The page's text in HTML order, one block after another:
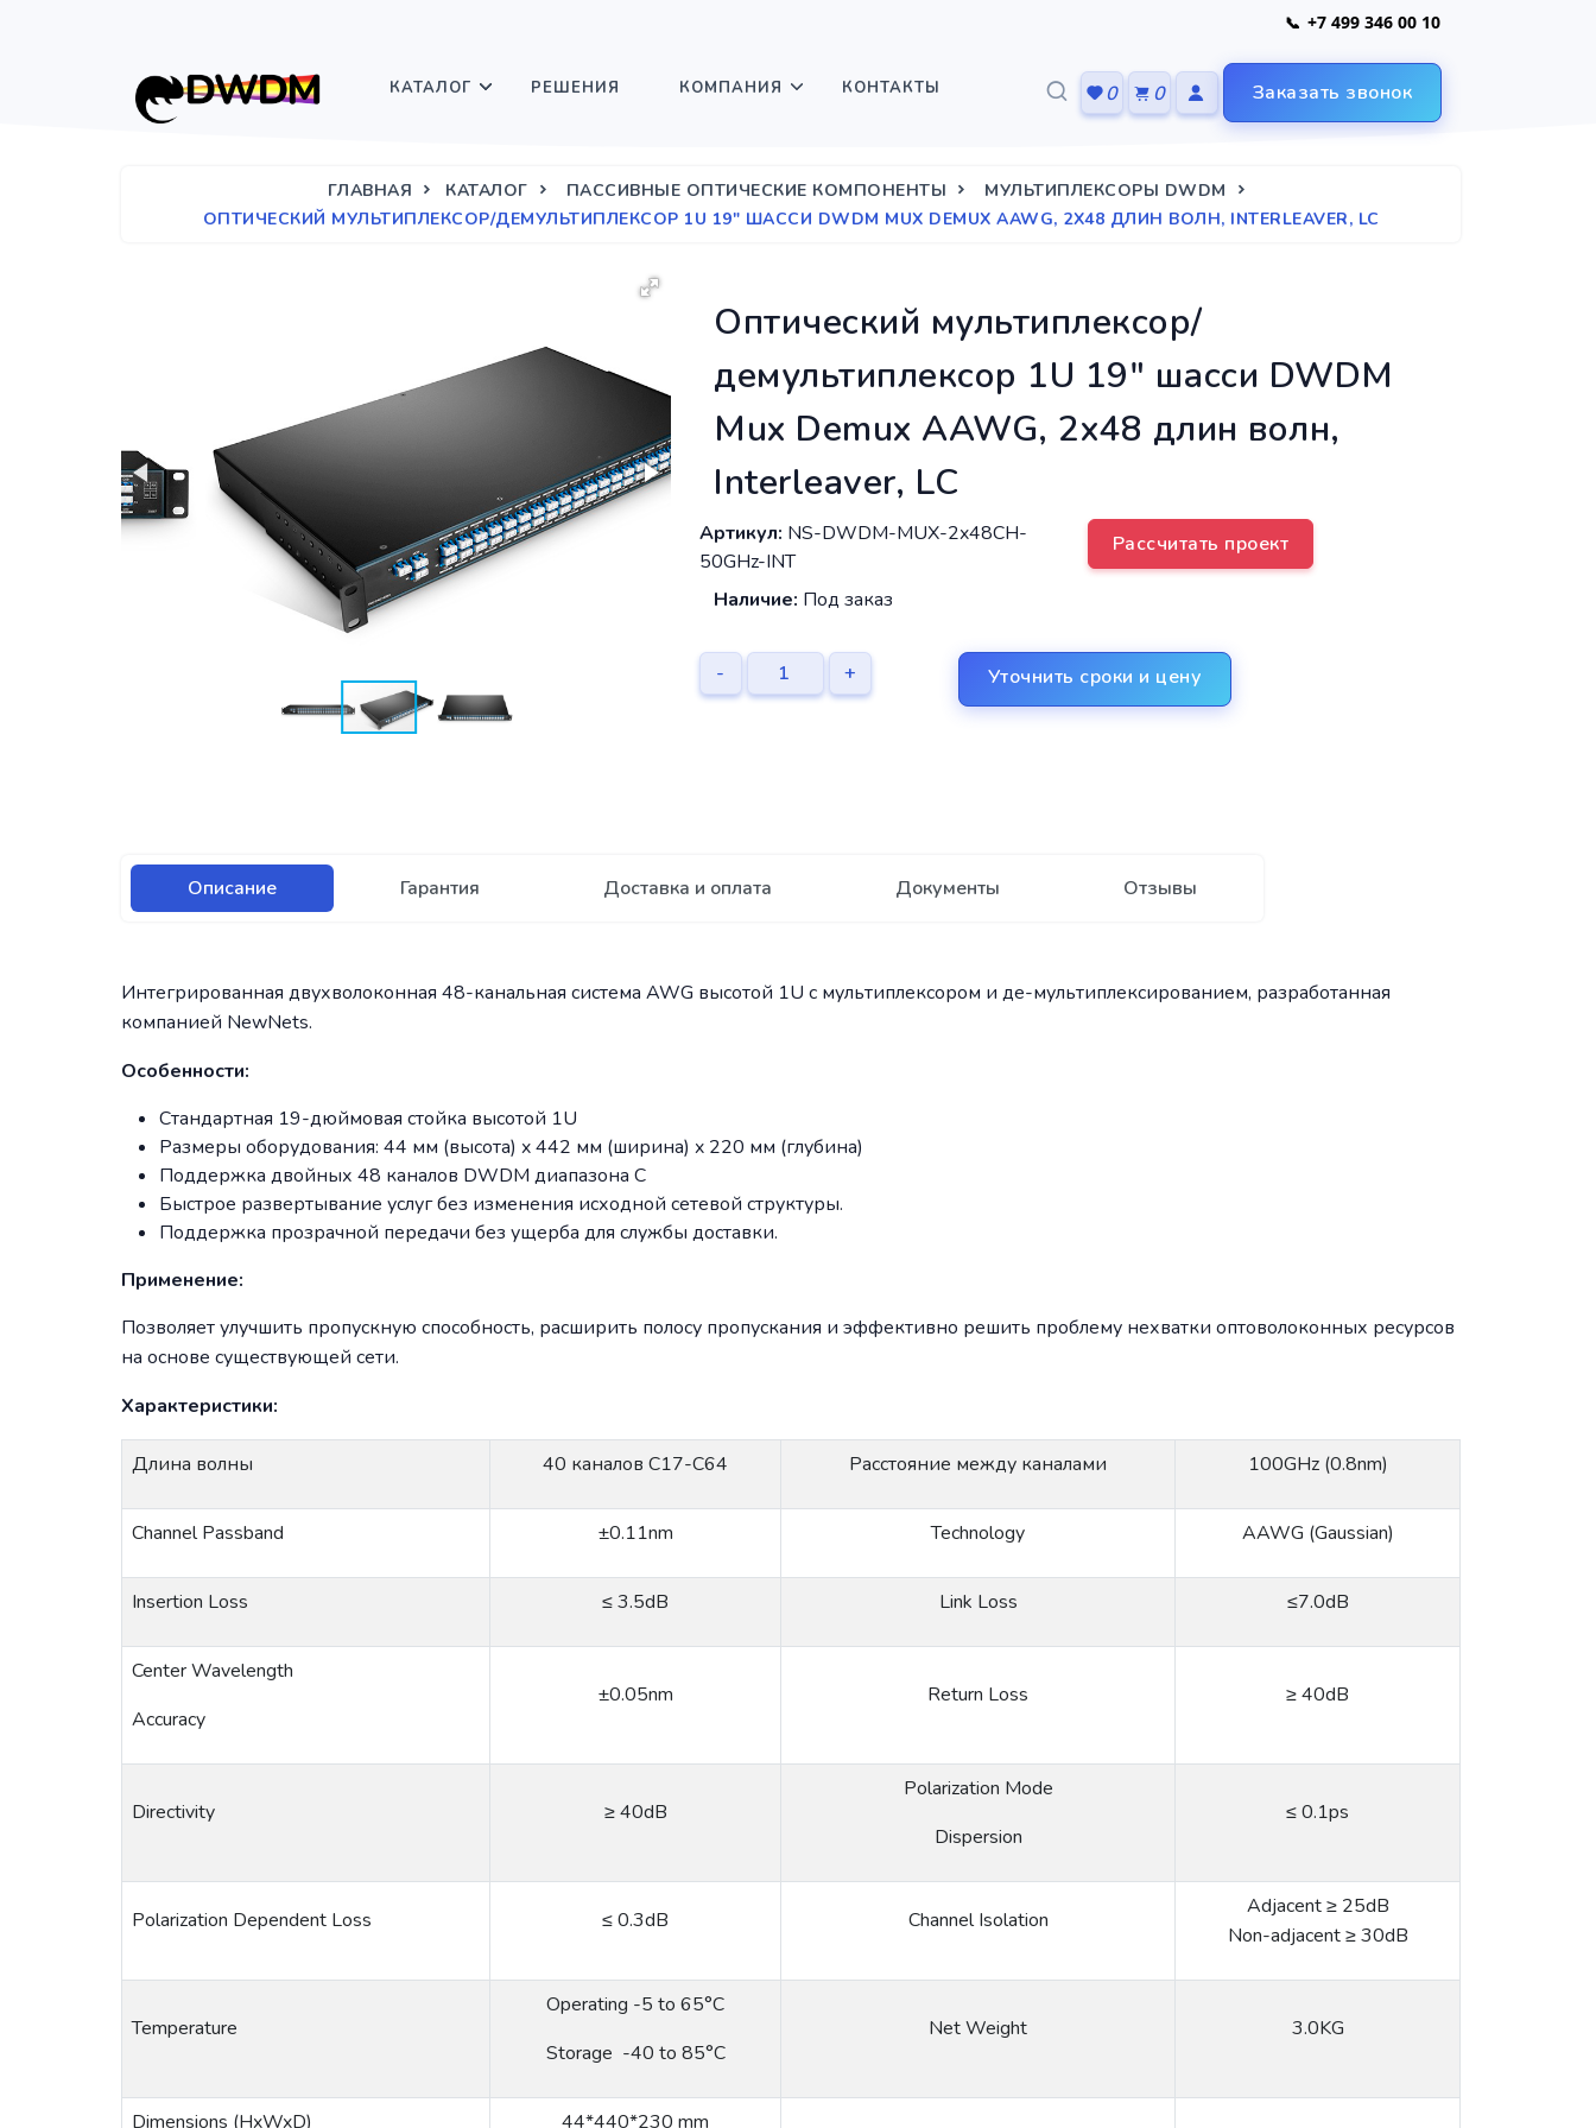
+7 499 346 00 10
0 0 Заказать звонок
КАТАЛОГ РЕШЕНИЯ КОМПАНИЯ КОНТАКТЫ
ГЛАВНАЯ КАТАЛОГ ПАССИВНЫЕ ОПТИЧЕСКИЕ КОМПОНЕНТЫ
МУЛЬТИПЛЕКСОРЫ DWDM
ОПТИЧЕСКИЙ МУЛЬТИПЛЕКСОР/ДЕМУЛЬТИПЛЕКСОР 1U 19" ШАССИ DWDM MUX DEMUX AAWG, 2X48 ДЛИН ВОЛН, INTERLEAVER, LC
Оптический мультиплексор/
демультиплексор 1U 19" шасси DWDM
Mux Demux AAWG, 2x48 длин волн,
Interleaver, LC
Артикул: NS-DWDM-MUX-2x48CH-
50GHz-INT
Рассчитать проект
Наличие: Под заказ
- + Уточнить сроки и цену
Описание Гарантия Доставка и оплата Документы Отзывы
Интегрированная двухволоконная 48-канальная система AWG высотой 1U с мультиплексором и де-мультиплексированием, разработанная
компанией NewNets.
Особенности:
Стандартная 19-дюймовая стойка высотой 1U
Размеры оборудования: 44 мм (высота) x 442 мм (ширина) x 220 мм (глубина)
Поддержка двойных 48 каналов DWDM диапазона C
Быстрое развертывание услуг без изменения исходной сетевой структуры.
Поддержка прозрачной передачи без ущерба для службы доставки.
Применение:
Позволяет улучшить пропускную способность, расширить полосу пропускания и эффективно решить проблему нехватки оптоволоконных ресурсов
на основе существующей сети.
Характеристики:
Длина волны 40 каналов С17-С64 Расстояние между каналами 100GHz (0.8nm)
Channel Passband ±0.11nm Technology AAWG (Gaussian)
Insertion Loss ≤ 3.5dB Link Loss ≤7.0dB
Center Wavelength
Accuracy
±0.05nm Return Loss ≥ 40dB
Directivity ≥ 40dB
Polarization Mode
Dispersion
≤ 0.1ps
Polarization Dependent Loss ≤ 0.3dB Channel Isolation
Adjacent ≥ 25dB
Non-adjacent ≥ 30dB
Temperature
Operating -5 to 65°C
Storage -40 to 85°C
Net Weight 3.0KG
Dimensions (HxWxD) 44*440*230 mm